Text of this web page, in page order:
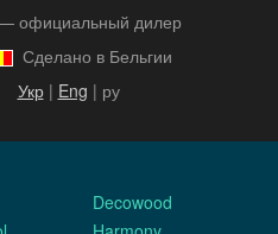
официальный дилер
Сделано в Бельгии
Укр| Eng | ру
Decowood